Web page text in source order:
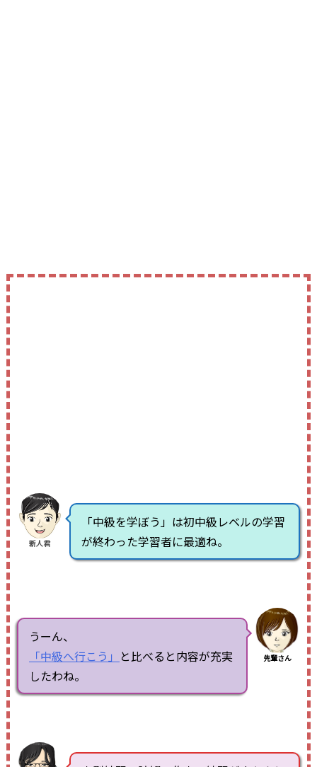
新人君
「中級を学ぼう」は初中級レベルの学習
が終わった学習者に最適ね。
うーん、
「中級へ行こう」 と比べると内容が充実
したわね。
先輩さん